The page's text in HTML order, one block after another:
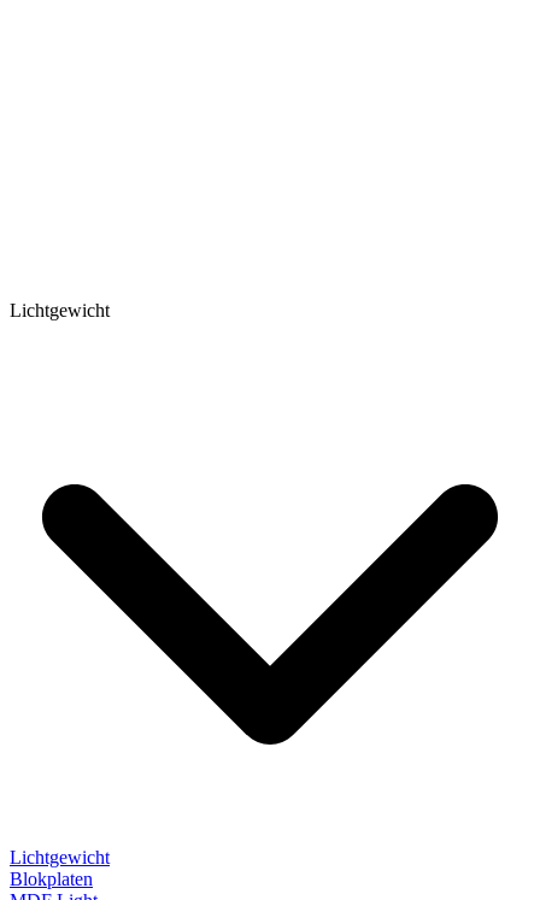
Lichtgewicht
Lichtgewicht
Blokplaten